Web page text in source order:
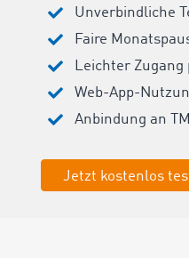
Unverbindliche
Faire
Leichter Zugang
Web-App-
Anbindung an
Jetzt kostenlos